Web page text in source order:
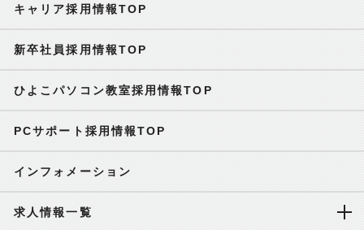
キャリア採用情報TOP
新卒社員採用情報TOP
ひよこパソコン教室採用情報TOP
PCサポート採用情報TOP
インフォメーション
求人情報一覧